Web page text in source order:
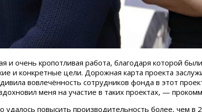
очень кропотливая работа, благодаря которой
и конкретные цели. Дорожная карта проекта
вовлечённость сотрудников фонда в этот
меня на участие в таких проектах, —
удалось повысить производительность более, чем в